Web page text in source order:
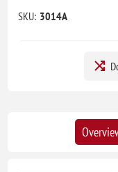
SKU: 3014A